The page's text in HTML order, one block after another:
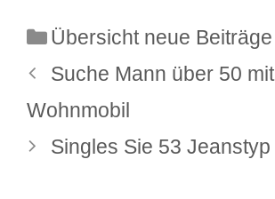
Kategorien
Übersicht neue Beiträge
Suche Mann über 50 mit
Wohnmobil
Singles Sie 53 Jeanstyp